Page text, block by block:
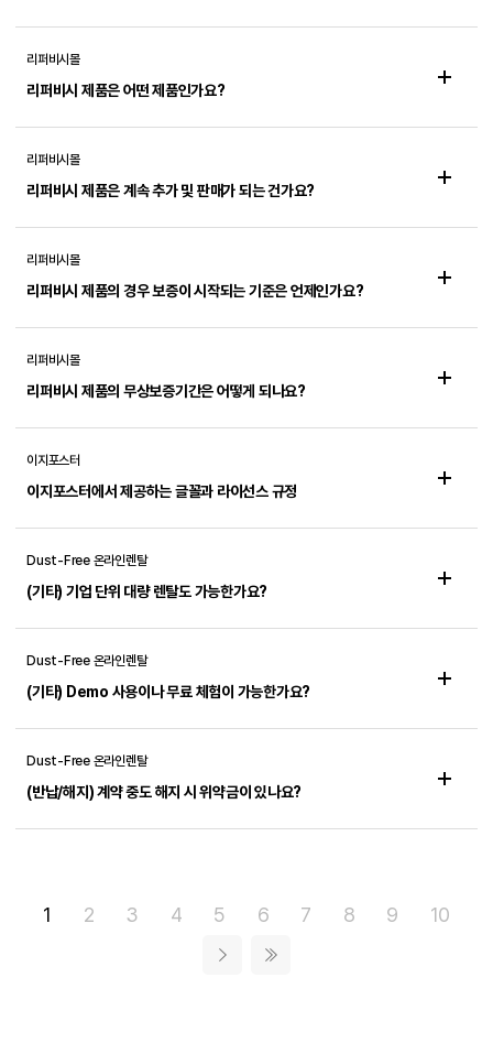
리퍼비시몰
리퍼비시 제품은 어떤 제품인가요?
리퍼비시몰
리퍼비시 제품은 계속 추가 및 판매가 되는 건가요?
리퍼비시몰
리퍼비시 제품의 경우 보증이 시작되는 기준은 언제인가요?
리퍼비시몰
리퍼비시 제품의 무상보증기간은 어떻게 되나요?
이지포스터
이지포스터에서 제공하는 글꼴과 라이선스 규정
Dust-Free 온라인렌탈
(기타) 기업 단위 대량 렌탈도 가능한가요?
Dust-Free 온라인렌탈
(기타) Demo 사용이나 무료 체험이 가능한가요?
Dust-Free 온라인렌탈
(반납/해지) 계약 중도 해지 시 위약금이 있나요?
1 2 3 4 5 6 7 8 9 10